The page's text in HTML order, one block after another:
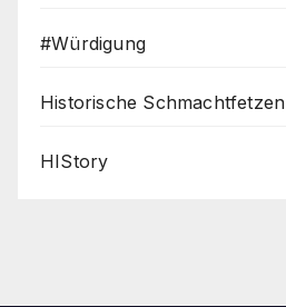
#Würdigung
Historische Schmachtfetzen
HIStory